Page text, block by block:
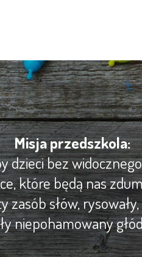
Misja przedszkola:
dzieci bez
które będą nas
zasób słów,
niepohamowany